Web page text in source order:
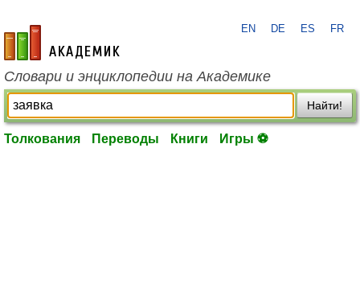
academic.ru
EN DE ES FR
Словари и энциклопедии на Академике
Найти!
Толкования Переводы Книги Игры ⚽